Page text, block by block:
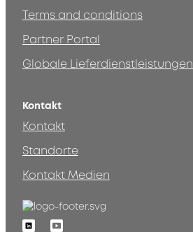
Terms and conditions
Partner Portal
Globale Lieferdienstleistungen
Kontakt
Kontakt
Standorte
Kontakt Medien
LinkedinYoutube